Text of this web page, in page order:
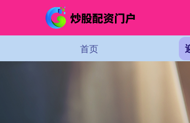
首页